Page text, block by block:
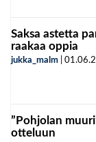
Saksa astetta
raakaa oppia
jukka_malm
”Pohjolan
otteluun